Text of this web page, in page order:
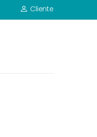
Cliente